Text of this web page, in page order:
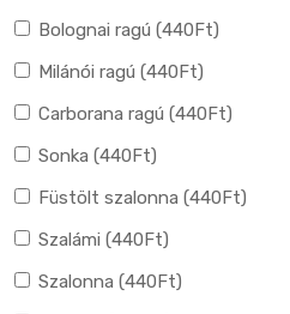
Bolognai ragú (440Ft)
Milánói ragú (440Ft)
Carborana ragú (440Ft)
Sonka (440Ft)
Füstölt szalonna (440Ft)
Szalámi (440Ft)
Szalonna (440Ft)